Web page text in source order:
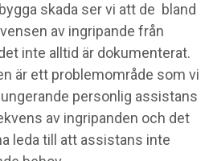
skada ser vi att de bland
av ingripande från
inte alltid är dokumenterat.
är ett problemområde som vi
personlig assistans
av ingripanden och det
leda till att assistans inte